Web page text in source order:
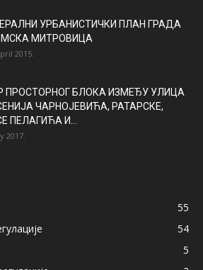
УРБАНИСТИЧКИ ПЛАН ГРАДА
МИТРОВИЦА
2015.
ПРОСТОРНОГ БЛОКА ИЗМЕЂУ УЛИЦА
ЧАРНОЈЕВИЋА, РАТАРСКЕ,
ПЕЛАГИЋА И...
2017.
55
54
5